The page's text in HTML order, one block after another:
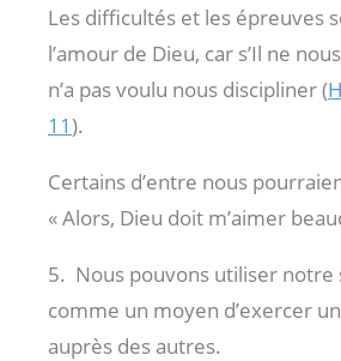
Les difficultés et les épreuves
l’amour de Dieu, car s’Il ne
n’a pas voulu nous discipliner (
11).
Certains d’entre nous
« Alors, Dieu doit m’aimer
5. Nous pouvons utiliser notre
comme un moyen d’exercer
auprès des autres.